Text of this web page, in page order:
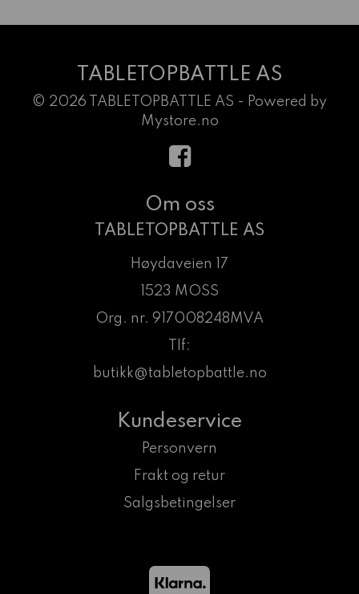
TABLETOPBATTLE AS
© 2026 TABLETOPBATTLE AS - Powered by
Mystore.no
Om oss
TABLETOPBATTLE AS
Høydaveien 17
1523 MOSS
Org. nr. 917008248MVA
Tlf:
butikk@tabletopbattle.no
Kundeservice
Personvern
Frakt og retur
Salgsbetingelser